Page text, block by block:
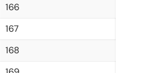
166
167
168